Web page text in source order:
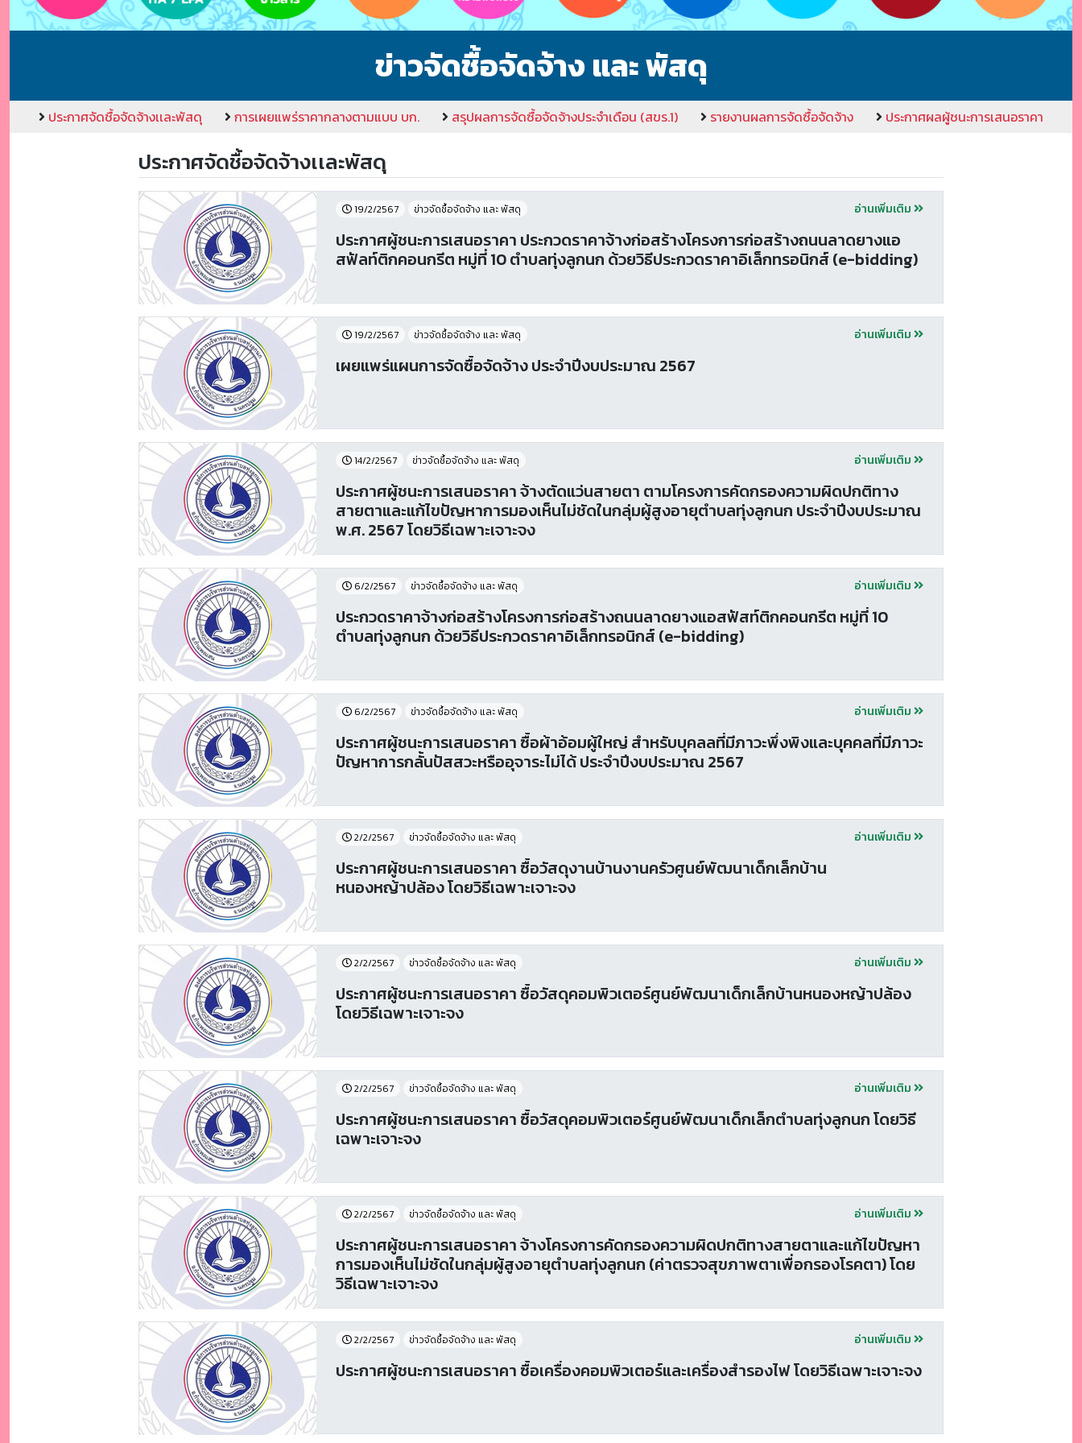
ข่าวจัดชื้อจัดจ้าง และ พัสดุ
ประกาศจัดชื้อจัดจ้างเเละพัสดุ การเผยแพร่ราคากลางตามแบบ บก. สรุปผลการจัดซื้อจัดจ้างประจำเดือน (สขร.1) รายงานผลการจัดซื้อจัดจ้าง ประกาศผลผู้ชนะการเสนอราคา
ประกาศจัดชื้อจัดจ้างเเละพัสดุ
19/2/2567 ข่าวจัดชื้อจัดจ้าง และ พัสดุ อ่านเพิ่มเติม
ประกาศผู้ชนะการเสนอราคา ประกวดราคาจ้างก่อสร้างโครงการก่อสร้างถนนลาดยางแอ
สฟัลท์ติกคอนกรีต หมู่ที่ 10 ตำบลทุ่งลูกนก ด้วยวิธีประกวดราคาอิเล็กทรอนิกส์ (e-bidding)
19/2/2567 ข่าวจัดชื้อจัดจ้าง และ พัสดุ อ่านเพิ่มเติม
เผยแพร่แผนการจัดซื้อจัดจ้าง ประจำปีงบประมาณ 2567
14/2/2567 ข่าวจัดชื้อจัดจ้าง และ พัสดุ อ่านเพิ่มเติม
ประกาศผู้ชนะการเสนอราคา จ้างตัดแว่นสายตา ตามโครงการคัดกรองความผิดปกติทาง
สายตาและแก้ไขปัญหาการมองเห็นไม่ชัดในกลุ่มผู้สูงอายุตำบลทุ่งลูกนก ประจำปีงบประมาณ
พ.ศ. 2567 โดยวิธีเฉพาะเจาะจง
6/2/2567 ข่าวจัดชื้อจัดจ้าง และ พัสดุ อ่านเพิ่มเติม
ประกวดราคาจ้างก่อสร้างโครงการก่อสร้างถนนลาดยางแอสฟัสท์ติกคอนกรีต หมู่ที่ 10
ตำบลทุ่งลูกนก ด้วยวิธีประกวดราคาอิเล็กทรอนิกส์ (e-bidding)
6/2/2567 ข่าวจัดชื้อจัดจ้าง และ พัสดุ อ่านเพิ่มเติม
ประกาศผู้ชนะการเสนอราคา ซื้อผ้าอ้อมผู้ใหญ่ สำหรับบุคลลที่มีภาวะพึ่งพิงและบุคคลที่มีภาวะ
ปัญหาการกลั้นปัสสวะหรืออุจาระไม่ได้ ประจำปีงบประมาณ 2567
2/2/2567 ข่าวจัดชื้อจัดจ้าง และ พัสดุ อ่านเพิ่มเติม
ประกาศผู้ชนะการเสนอราคา ซื้อวัสดุงานบ้านงานครัวศูนย์พัฒนาเด็กเล็กบ้าน
หนองหญ้าปล้อง โดยวิธีเฉพาะเจาะจง
2/2/2567 ข่าวจัดชื้อจัดจ้าง และ พัสดุ อ่านเพิ่มเติม
ประกาศผู้ชนะการเสนอราคา ซื้อวัสดุคอมพิวเตอร์ศูนย์พัฒนาเด็กเล็กบ้านหนองหญ้าปล้อง
โดยวิธีเฉพาะเจาะจง
2/2/2567 ข่าวจัดชื้อจัดจ้าง และ พัสดุ อ่านเพิ่มเติม
ประกาศผู้ชนะการเสนอราคา ซื้อวัสดุคอมพิวเตอร์ศูนย์พัฒนาเด็กเล็กตำบลทุ่งลูกนก โดยวิธี
เฉพาะเจาะจง
2/2/2567 ข่าวจัดชื้อจัดจ้าง และ พัสดุ อ่านเพิ่มเติม
ประกาศผู้ชนะการเสนอราคา จ้างโครงการคัดกรองความผิดปกติทางสายตาและแก้ไขปัญหา
การมองเห็นไม่ชัดในกลุ่มผู้สูงอายุตำบลทุ่งลูกนก (ค่าตรวจสุขภาพตาเพื่อกรองโรคตา) โดย
วิธีเฉพาะเจาะจง
2/2/2567 ข่าวจัดชื้อจัดจ้าง และ พัสดุ อ่านเพิ่มเติม
ประกาศผู้ชนะการเสนอราคา ซื้อเครื่องคอมพิวเตอร์และเครื่องสำรองไฟ โดยวิธีเฉพาะเจาะจง